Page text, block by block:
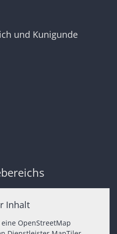
und Kunigunde
Inhalt
OpenStreetMap